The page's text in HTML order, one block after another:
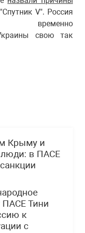
V". Россия
свою так
Крыму и
в ПАСЕ
ПАСЕ Тини
к
с